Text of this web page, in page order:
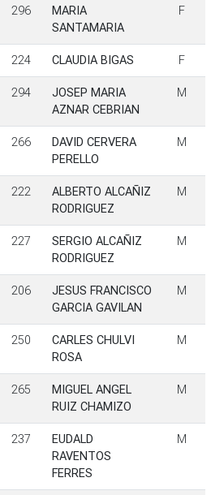
296
MARIA
SANTAMARIA
F
224 CLAUDIA BIGAS F
294
JOSEP MARIA
AZNAR CEBRIAN
M
266
DAVID CERVERA
PERELLO
M
222
ALBERTO ALCAÑIZ
RODRIGUEZ
M
227
SERGIO ALCAÑIZ
RODRIGUEZ
M
206
JESUS FRANCISCO
GARCIA GAVILAN
M
250
CARLES CHULVI
ROSA
M
265
MIGUEL ANGEL
RUIZ CHAMIZO
M
237
EUDALD
RAVENTOS
FERRES
M